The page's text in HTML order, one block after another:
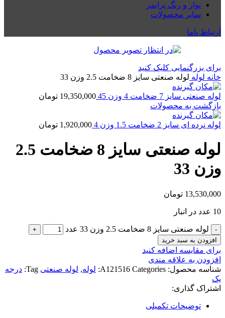
نوار و رنگ پرایمر
سایر محصولات
ارتباط باما
برای بزرگنمایی کلیک کنید
خانه لوله لوله صنعتی سایز 8 ضخامت 2.5 وزن 33
لوله صنعتی سایز 7 ضخامت 4 وزن 45 19,350,000 تومان
بازگشت به محصولات
لوله نرده ای سایز 2 ضخامت 1.5 وزن 4 1,920,000 تومان
لوله صنعتی سایز 8 ضخامت 2.5
وزن 33
13,530,000 تومان
10 عدد در انبار
لوله صنعتی سایز 8 ضخامت 2.5 وزن 33 عدد
افزودن به سبد خرید
برای مقایسه اضافه کنید
افزودن به علاقه مندی
شناسه محصول:
A121516 Categories: لوله, لوله صنعتی Tag: درجه
یک
اشتراک گذاری:
توضیحات تکمیلی